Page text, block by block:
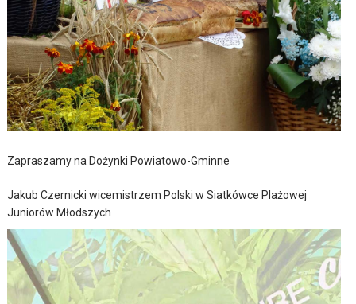
Zapraszamy na Dożynki Powiatowo-Gminne
Jakub Czernicki wicemistrzem Polski w Siatkówce Plażowej
Juniorów Młodszych